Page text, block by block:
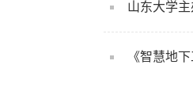
山东大学主
《智慧地